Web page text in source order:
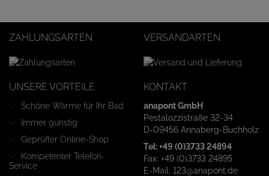
ZAHLUNGSARTEN VERSANDARTEN
UNSERE VORTEILE
Schöne Wärme für Ihr Bad
Immer günstig
Geprüfter Online-Shop
Kompetenter Telefon-
Service
KONTAKT
anapont GmbH
Pestalozzistraße 32-34
D-09456 Annaberg-Buchholz
Tel: +49 (0)3733 24894
Fax: +49 (0)3733 24895
E-Mail: 123@anapont.de